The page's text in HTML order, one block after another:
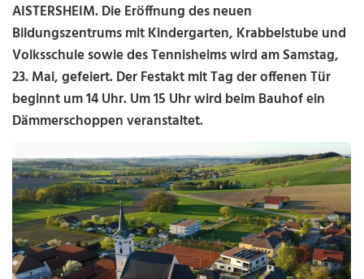
AISTERSHEIM.Die Eröffnung des neuen
Bildungszentrums mit Kindergarten, Krabbelstube und
Volksschule sowie des Tennisheims wird am Samstag,
23. Mai, gefeiert. Der Festakt mit Tag der offenen Tür
beginnt um 14 Uhr. Um 15 Uhr wird beim Bauhof ein
Dämmerschoppen veranstaltet.